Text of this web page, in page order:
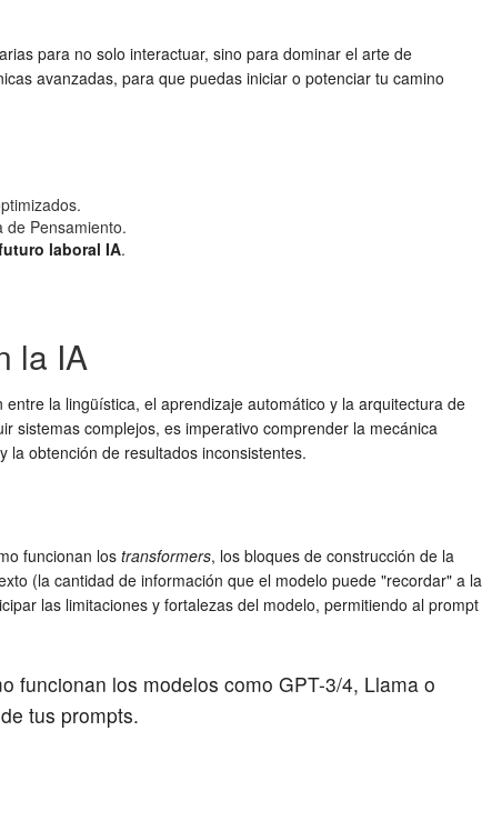
para no solo interactuar, sino para dominar el arte de
avanzadas, para que puedas iniciar o potenciar tu camino
Pensamiento.
laboral IA.
la IA
la lingüística, el aprendizaje automático y la arquitectura de
sistemas complejos, es imperativo comprender la mecánica
la obtención de resultados inconsistentes.
funcionan los transformers, los bloques de construcción de la
(la cantidad de información que el modelo puede "recordar" a la
las limitaciones y fortalezas del modelo, permitiendo al prompt
funcionan los modelos como GPT-3/4, Llama o
tus prompts.